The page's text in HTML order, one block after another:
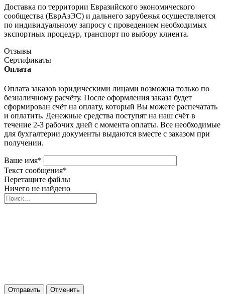
Доставка по территории Евразийского экономического
сообщества (ЕврАзЭС) и дальнего зарубежья осуществляется
по индивидуальному запросу с проведением необходимых
экспортных процедур, транспорт по выбору клиента.
Отзывы
Сертификаты
Оплата
Оплата заказов юридическими лицами возможна только по
безналичному расчёту. После оформления заказа будет
сформирован счёт на оплату, который Вы можете распечатать
и оплатить. Денежные средства поступят на наш счёт в
течение 2-3 рабочих дней с момента оплаты. Все необходимые
для бухгалтерии документы выдаются вместе с заказом при
получении.
Ваше имя*
Текст сообщения*
Перетащите файлы
Ничего не найдено
Отправить Отменить